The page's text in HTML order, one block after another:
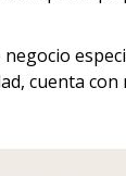
negocio
cuenta con